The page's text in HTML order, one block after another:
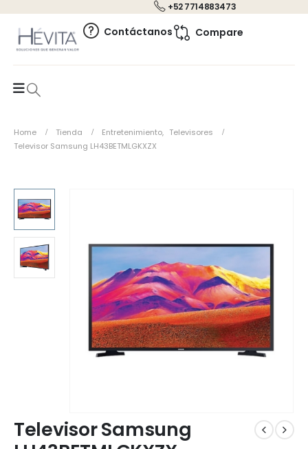
+52 7714883473
Contáctanos Compare
Home Tienda Entretenimiento, Televisores
Televisor Samsung LH43BETMLGKXZX
Televisor Samsung